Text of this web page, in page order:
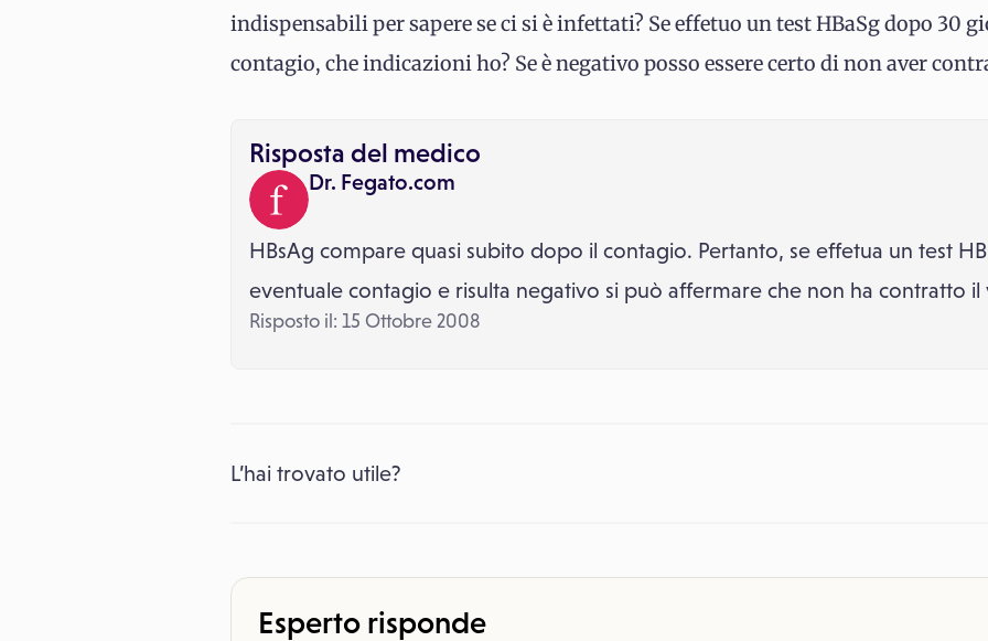
indispensabili per sapere se ci si è infettati? Se effetuo un test HBaSg dopo 30
contagio, che indicazioni ho? Se è negativo posso essere certo di non aver
Risposta del medico
Dr. Fegato.com
HBsAg compare quasi subito dopo il contagio. Pertanto, se effetua un test
eventuale contagio e risulta negativo si può affermare che non ha contratto il
Risposto il: 15 Ottobre 2008
L’hai trovato utile?
Esperto risponde